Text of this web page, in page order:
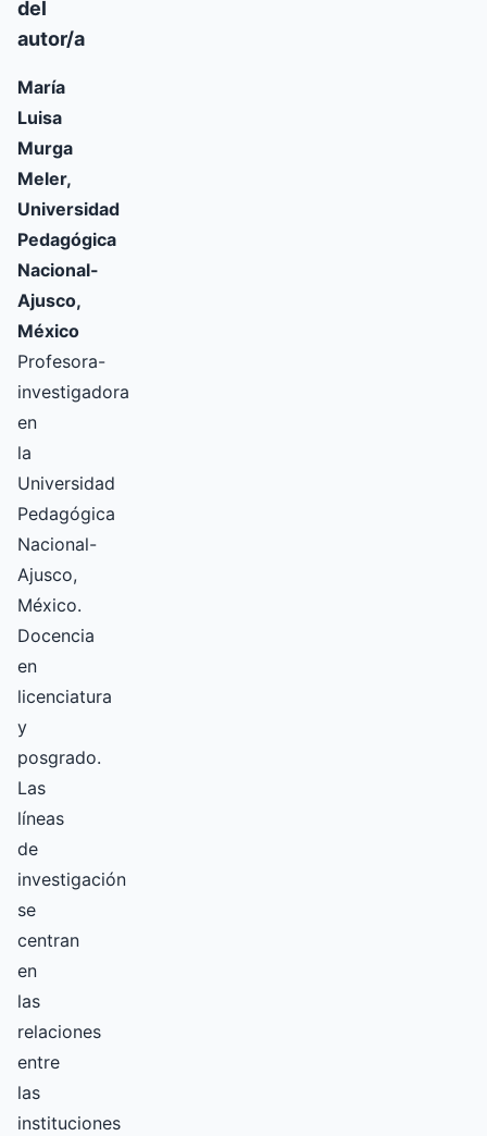
del
autor/a
María
Luisa
Murga
Meler,
Universidad
Pedagógica
Nacional-
Ajusco,
México
Profesora-
investigadora
en
la
Universidad
Pedagógica
Nacional-
Ajusco,
México.
Docencia
en
licenciatura
y
posgrado.
Las
líneas
de
investigación
se
centran
en
las
relaciones
entre
las
instituciones